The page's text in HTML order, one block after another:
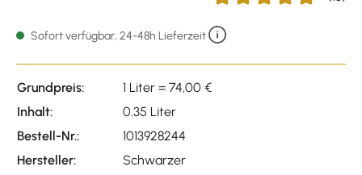
Sofort verfügbar, 24-48h Lieferzeit
Grundpreis:
1 Liter = 74,00 €
Inhalt:
0.35 Liter
Bestell-Nr.:
1013928244
Hersteller:
Schwarzer